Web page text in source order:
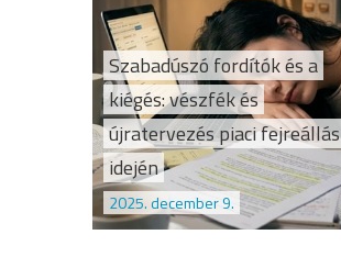
Szabadúszó fordítók és a
kiégés: vészfék és
újratervezés piaci fejreállás
idején
2025. december 9.